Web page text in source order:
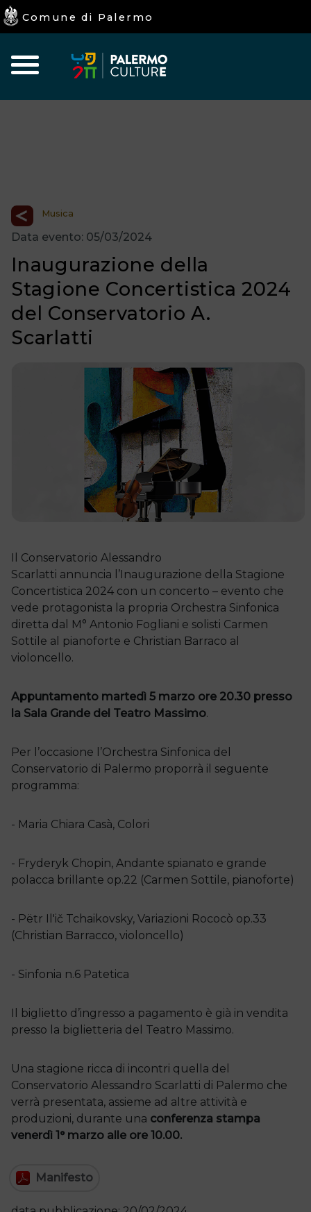
Home
Iniziative
Eventi
I
Comune di Palermo
Musica
Data evento: 05/03/2024
Inaugurazione della
Stagione Concertistica 2024
del Conservatorio A.
Scarlatti
Il
Conservatorio Alessandro
Scarlatti annuncia l’Inaugurazione della Stagione
Concertistica 2024 con un concerto – evento che
vede protagonista la propria Orchestra Sinfonica
diretta dal M° Antonio Fogliani e solisti Carmen
Sottile al pianoforte e Christian Barraco al
violoncello.
Appuntamento martedì 5 marzo ore 20.30 presso
la Sala Grande del Teatro Massimo.
Per l’occasione l’Orchestra Sinfonica del
Conservatorio di Palermo proporrà il seguente
programma:
- Maria Chiara Casà, Colori
- Fryderyk Chopin, Andante spianato e grande
polacca brillante op.22 (Carmen Sottile, pianoforte)
- Pëtr Il'ič Tchaikovsky, Variazioni Rococò op.33
(Christian Barracco, violoncello)
- Sinfonia n.6 Patetica
Il biglietto d’ingresso a pagamento è già in vendita
presso la biglietteria del Teatro Massimo.
Una stagione ricca di incontri quella del
Conservatorio Alessandro Scarlatti di Palermo che
verrà presentata, assieme ad altre attività e
produzioni, durante una conferenza stampa
venerdì 1° marzo alle ore 10.00.
Manifesto